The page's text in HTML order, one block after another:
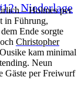
Niederlage
– Holmes per
in Führung,
Ende sorgte
Christopher
kam minimal
Neun
Gäste per Freiwurf